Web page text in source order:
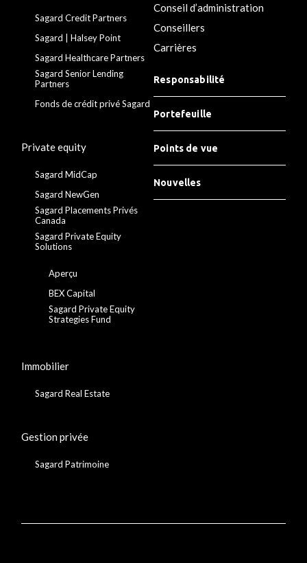
Sagard Credit Partners
Sagard | Halsey Point
Sagard Healthcare Partners
Sagard Senior Lending
Partners
Fonds de crédit privé Sagard
Private equity
Sagard MidCap
Sagard NewGen
Sagard Placements Privés
Canada
Sagard Private Equity
Solutions
Aperçu
BEX Capital
Sagard Private Equity
Strategies Fund
Immobilier
Sagard Real Estate
Gestion privée
Sagard Patrimoine
Conseil d’administration
Conseillers
Carrières
Responsabilité
Portefeuille
Points de vue
Nouvelles